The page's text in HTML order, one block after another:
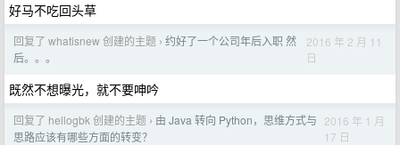
好马不吃回头草
回复了 whatisnew 创建的主题 › 约好了一个公司年后入职 然
后。。。
2016 年 2 月 11
日
既然不想曝光，就不要呻吟
回复了 hellogbk 创建的主题 › 由 Java 转向 Python，思维方式与
思路应该有哪些方面的转变？
2016 年 1 月
17 日